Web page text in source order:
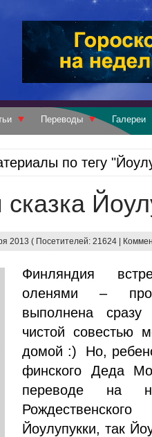
Переводы Галереи
по тегу
2013 ( Посетителей: 21624 |
Финляндия
оленями –
выполнена
чистой совестью
домой :) Но,
финского Деда
переводе на
Йоулупукки, так